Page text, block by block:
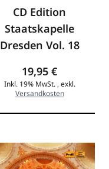
CD Edition
Staatskapelle
Dresden Vol. 18
19,95 €
Inkl. 19% MwSt. , exkl.
Versandkosten